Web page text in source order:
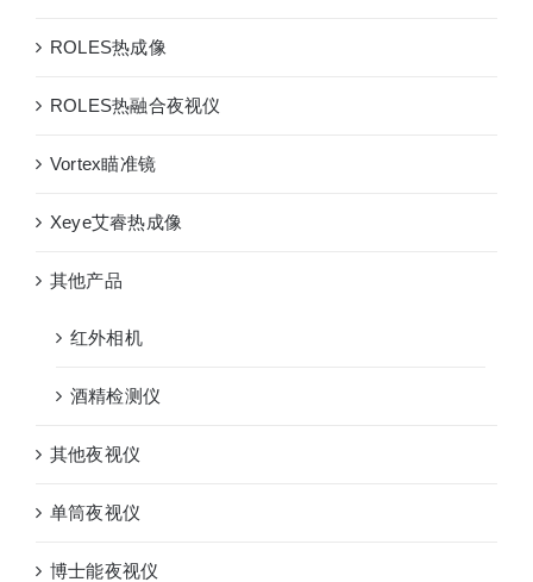
ROLES热成像
ROLES热融合夜视仪
Vortex瞄准镜
Xeye艾睿热成像
其他产品
红外相机
酒精检测仪
其他夜视仪
单筒夜视仪
博士能夜视仪